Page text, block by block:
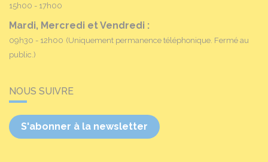
15h00 - 17h00
Mardi, Mercredi et Vendredi :
09h30 - 12h00 (Uniquement permanence téléphonique. Fermé au
public.)
NOUS SUIVRE
S'abonner à la newsletter